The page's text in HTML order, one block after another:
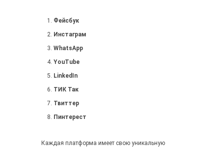
Фейсбук
Инстаграм
WhatsApp
YouTube
LinkedIn
ТИК Так
Твиттер
Пинтерест
Каждая платформа имеет свою уникальную